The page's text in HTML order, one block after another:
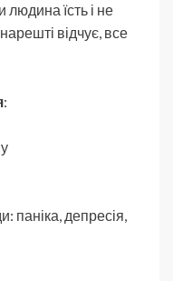
людина їсть і не
відчує, все
:
паніка, депресія,